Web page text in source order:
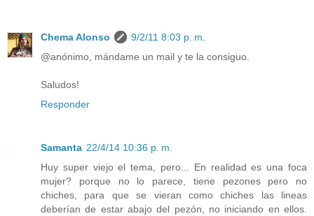
Chema Alonso
9/2/11 8:03 p. m.
@anónimo, mándame un mail y te la consiguo.
Saludos!
Responder
Samanta 22/4/14 10:36 p. m.
Huy super viejo el tema, pero... En realidad es una foca
mujer? porque no lo parece, tiene pezones pero no
chiches, para que se vieran como chiches las lineas
deberían de estar abajo del pezón, no iniciando en ellos.